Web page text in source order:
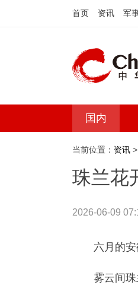
首页 资讯 军
国内
当前位置： 资讯 >
珠兰花
2026-06-09
六月的
雾云间